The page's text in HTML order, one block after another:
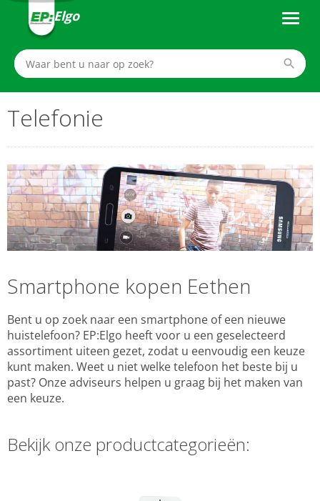
Elgo
Telefonie
Smartphone kopen Eethen
Bent u op zoek naar een smartphone of een nieuwe
huistelefoon? EP:Elgo heeft voor u een geselecteerd
assortiment uiteen gezet, zodat u eenvoudig een keuze
kunt maken. Weet u niet welke telefoon het beste bij u
past? Onze adviseurs helpen u graag bij het maken van
een keuze.
Bekijk onze productcategorieën: